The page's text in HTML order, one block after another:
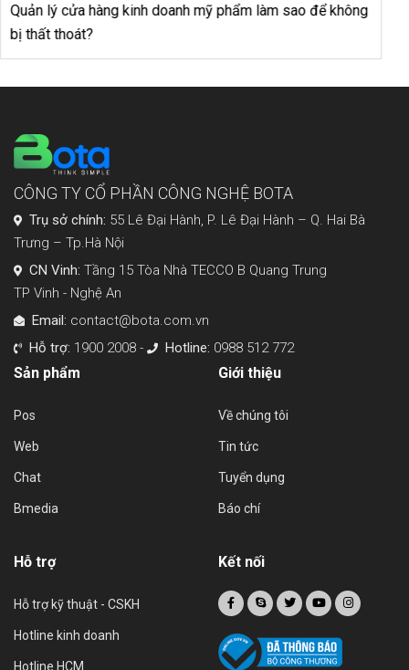
Top 4 bí quyết giúp bạn thu hút khách hàng quay trở lại
website của mình
CÔNG TY CỔ PHẦN CÔNG NGHỆ BOTA
Trụ sở chính: 55 Lê Đại Hành, P. Lê Đại Hành – Q. Hai Bà
Trưng – Tp.Hà Nội
CN Vinh: Tầng 15 Tòa Nhà TECCO B Quang Trung
TP Vinh - Nghệ An
Email: contact@bota.com.vn
Hỗ trợ: 1900 2008 - Hotline: 0988 512 772
Sản phẩm
Pos
Web
Chat
Bmedia
Giới thiệu
Về chúng tôi
Tin tức
Tuyển dụng
Báo chí
Hỗ trợ
Hỗ trợ kỹ thuật - CSKH
Hotline kinh doanh
Hotline HCM
Kết nối